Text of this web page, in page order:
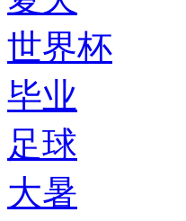
世界杯
毕业
足球
大暑